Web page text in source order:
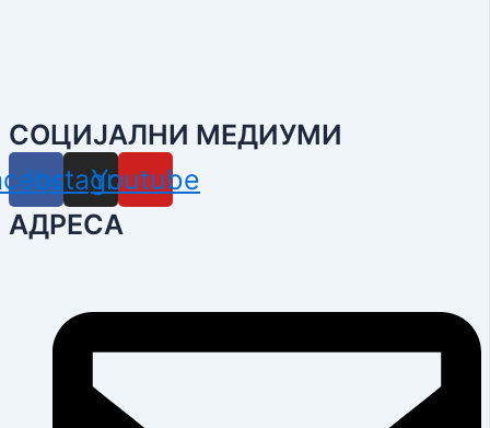
СОЦИЈАЛНИ МЕДИУМИ
Instagram
Youtube
АДРЕСА